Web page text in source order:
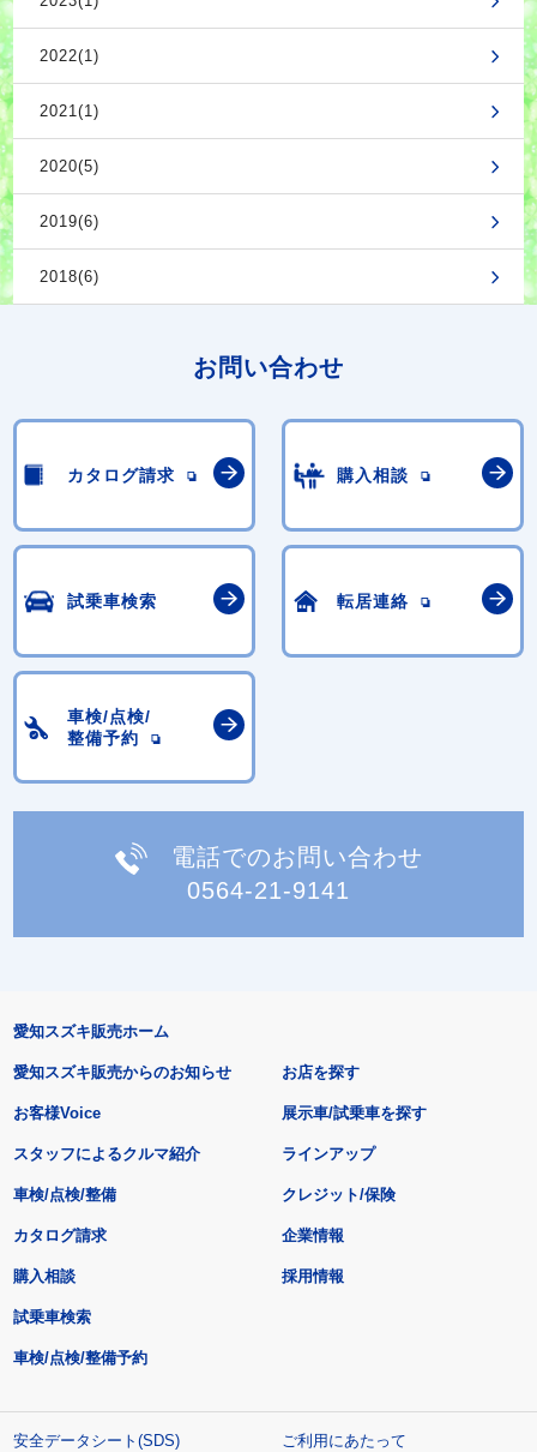
2022(1)
2021(1)
2020(5)
2019(6)
2018(6)
お問い合わせ
カタログ請求 購入相談
試乗車検索 転居連絡
車検/点検/
整備予約
電話でのお問い合わせ
0564-21-9141
愛知スズキ販売ホーム
愛知スズキ販売からのお知らせ
お客様Voice
スタッフによるクルマ紹介
お店を探す
展示車/試乗車を探す
ラインアップ
車検/点検/整備 クレジット/保険
カタログ請求
購入相談
試乗車検索
車検/点検/整備予約
企業情報
採用情報
安全データシート(SDS)
ご利用にあたって